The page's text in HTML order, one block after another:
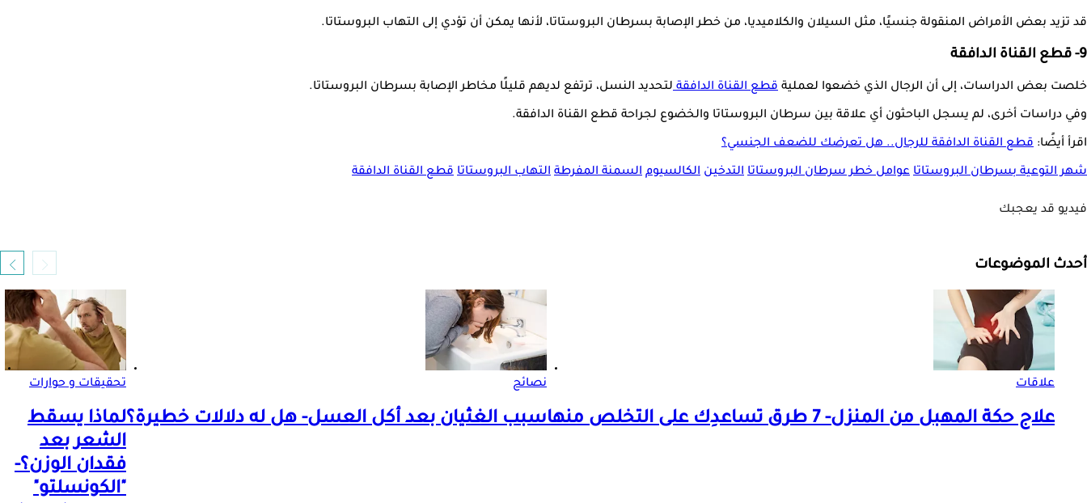
قد تزيد بعض الأمراض المنقولة جنسيًا، مثل السيلان والكلاميديا، من خطر الإصابة بسرطان البروستاتا، لأنها يمكن أن تؤدي إلى التهاب البروستاتا.
9- قطع القناة الدافقة
خلصت بعض الدراسات، إلى أن الرجال الذي خضعوا لعملية قطع القناة الدافقةلتحديد النسل، ترتفع لديهم قليلًا مخاطر الإصابة بسرطان البروستاتا.
وفي دراسات أخرى، لم يسجل الباحثون أي علاقة بين سرطان البروستاتا والخضوع لجراحة قطع القناة الدافقة.
اقرأ أيضًا: قطع القناة الدافقة للرجال.. هل تعرضك للضعف الجنسي؟
شهر التوعية بسرطان البروستاتا عوامل خطر سرطان البروستاتا التدخين الكالسيوم السمنة المفرطة التهاب البروستاتا قطع القناة الدافقة
فيديو قد يعجبك
أحدث الموضوعات
علاقات
علاج حكة المهبل من المنزل- 7 طرق تساعدِك على التخلص منها
نصائح
سبب الغثيان بعد أكل العسل- هل له دلالات خطيرة؟
تحقيقات و حوارات
لماذا يسقط
الشعر بعد
فقدان الوزن؟-
"الكونسلتو"